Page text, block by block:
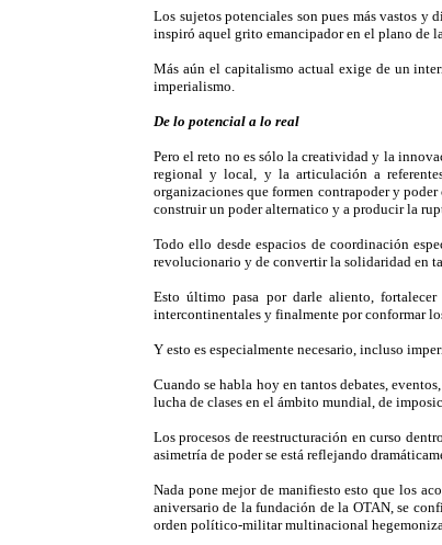
Los sujetos potenciales son pues más vastos
inspiró aquel grito emancipador en el plano de
Más aún el capitalismo actual exige de un
imperialismo.
De lo potencial a lo real
Pero el reto no es sólo la creatividad y la
regional y local, y la articulación a
organizaciones que formen contrapoder y
construir un poder alternatico y a producir la
Todo ello desde espacios de coordinación
revolucionario y de convertir la solidaridad en
Esto último pasa por darle aliento,
intercontinentales y finalmente por conformar
Y esto es especialmente necesario, incluso
Cuando se habla hoy en tantos debates,
lucha de clases en el ámbito mundial, de
Los procesos de reestructuración en curso
asimetría de poder se está reflejando
Nada pone mejor de manifiesto esto que los
aniversario de la fundación de la OTAN, se
orden político-militar multinacional